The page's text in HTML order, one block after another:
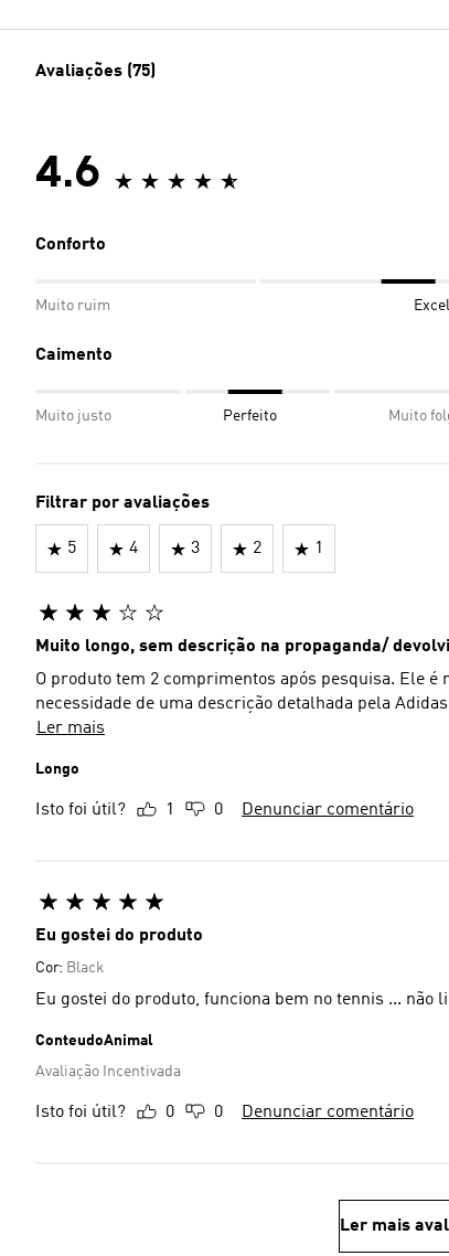
Avaliações (75)
4.6
Conforto
Muito ruim
Caimento
Muito justo Perfeito Muito
Filtrar por avaliações
5 4 3 2 1
Muito longo, sem descrição na propaganda/ devolvi
O produto tem 2 comprimentos após pesquisa. Ele
necessidade de uma descrição detalhada pela Adidas
Ler mais
Longo
Isto foi útil? 1 0 Denunciar comentário
Eu gostei do produto
Cor: Black
Eu gostei do produto, funciona bem no tennis ... não
ConteudoAnimal
Avaliação Incentivada
Isto foi útil? 0 0 Denunciar comentário
Ler mais